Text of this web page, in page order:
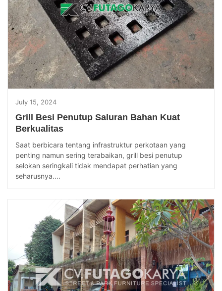
July 15, 2024
Grill Besi Penutup Saluran Bahan Kuat
Berkualitas
Saat berbicara tentang infrastruktur perkotaan yang
penting namun sering terabaikan, grill besi penutup
selokan seringkali tidak mendapat perhatian yang
seharusnya....